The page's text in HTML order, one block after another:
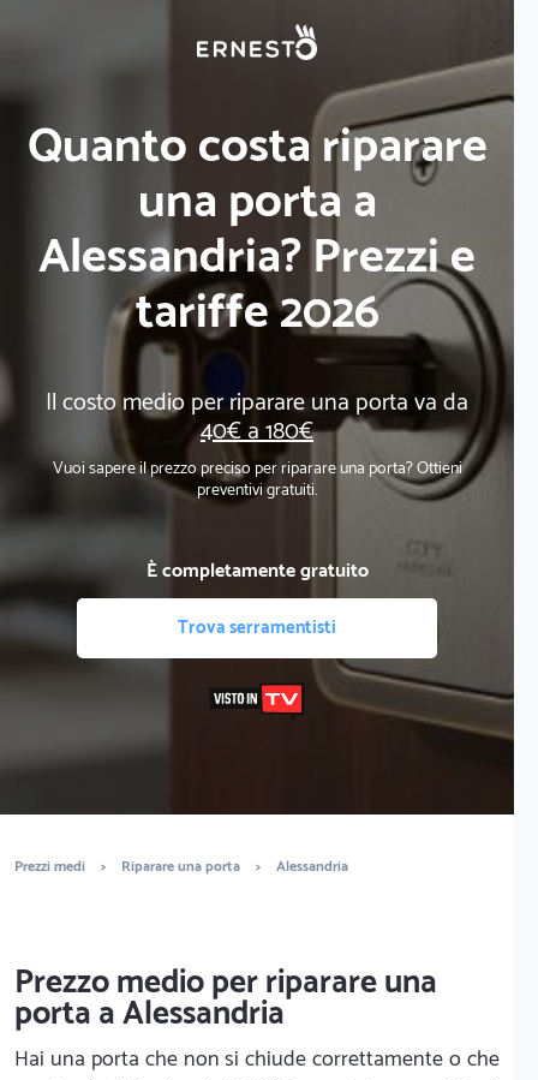
Quanto costa riparare
una porta a
Alessandria? Prezzi e
tariffe 2026
Il costo medio per riparare una porta va da
40€ a 180€
Vuoi sapere il prezzo preciso per riparare una porta? Ottieni
preventivi gratuiti.
È completamente gratuito
Trova serramentisti
Prezzi medi > Riparare una porta > Alessandria
Prezzo medio per riparare una
porta a Alessandria
Hai una porta che non si chiude correttamente o che